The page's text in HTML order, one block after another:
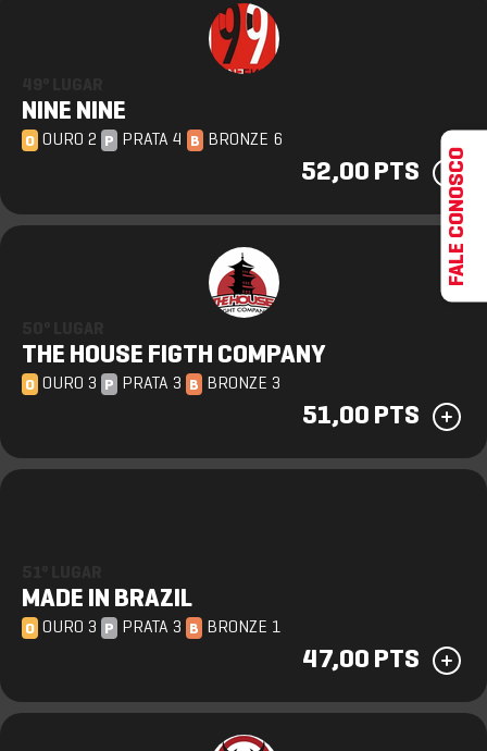
NINE NINE
O OURO 2 P PRATA 4 B BRONZE 6
52,00 PTS
THE HOUSE FIGTH COMPANY
O OURO 3 P PRATA 3 B BRONZE 3
51,00 PTS
MADE IN BRAZIL
O OURO 3 P PRATA 3 B BRONZE 1
47,00 PTS
FALE CONOSCO